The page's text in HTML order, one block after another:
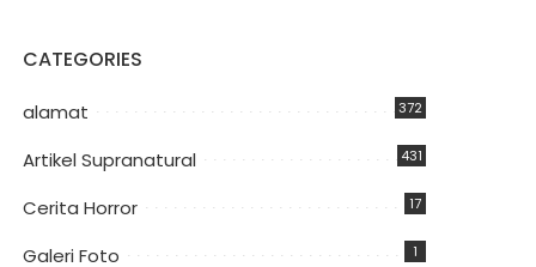
CATEGORIES
alamat 372
Artikel Supranatural 431
Cerita Horror 17
Galeri Foto 1